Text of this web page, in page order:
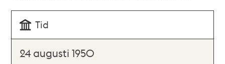
Tid
24 augusti 1950